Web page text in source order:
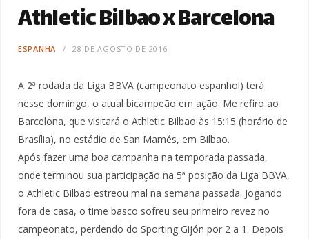
Athletic Bilbao x Barcelona
ESPANHA 28 DE AGOSTO DE 2016
A 2ª rodada da Liga BBVA (campeonato espanhol) terá
nesse domingo, o atual bicampeão em ação. Me refiro ao
Barcelona, que visitará o Athletic Bilbao às 15:15 (horário de
Brasília), no estádio de San Mamés, em Bilbao.
Após fazer uma boa campanha na temporada passada,
onde terminou sua participação na 5ª posição da Liga BBVA,
o Athletic Bilbao estreou mal na semana passada. Jogando
fora de casa, o time basco sofreu seu primeiro revez no
campeonato, perdendo do Sporting Gijón por 2 a 1. Depois